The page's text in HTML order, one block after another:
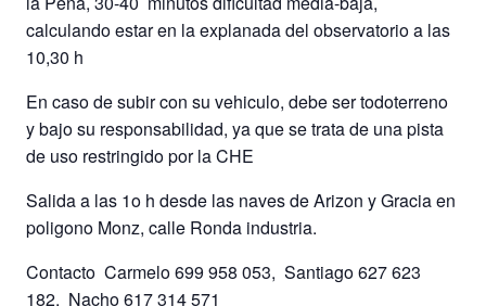
calculando estar en la explanada del observatorio a las
10,30 h
En caso de subir con su vehiculo, debe ser todoterreno
y bajo su responsabilidad, ya que se trata de una pista
de uso restringido por la CHE
Salida a las 1o h desde las naves de Arizon y Gracia en
poligono Monz, calle Ronda industria.
Contacto Carmelo 699 958 053, Santiago 627 623
182, Nacho 617 314 571